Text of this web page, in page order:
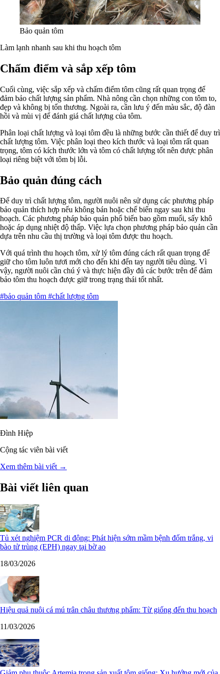
Bảo quản tôm
Làm lạnh nhanh sau khi thu hoạch tôm
Chấm điểm và sắp xếp tôm
Cuối cùng, việc sắp xếp và chấm điểm tôm cũng rất quan trọng để
đảm bảo chất lượng sản phẩm. Nhà nông cần chọn những con tôm to,
đẹp và không bị tổn thương. Ngoài ra, cần lưu ý đến màu sắc, độ đàn
hồi và mùi vị để đánh giá chất lượng của tôm.
Phân loại chất lượng và loại tôm đều là những bước cần thiết để duy trì
chất lượng tôm. Việc phân loại theo kích thước và loại tôm rất quan
trọng, tôm có kích thước lớn và tôm có chất lượng tốt nên được phân
loại riêng biệt với tôm bị lỗi.
Bảo quản đúng cách
Để duy trì chất lượng tôm, người nuôi nên sử dụng các phương pháp
bảo quản thích hợp nếu không bán hoặc chế biến ngay sau khi thu
hoạch. Các phương pháp bảo quản phổ biến bao gồm muối, sấy khô
hoặc áp dụng nhiệt độ thấp. Việc lựa chọn phương pháp bảo quản cần
dựa trên nhu cầu thị trường và loại tôm được thu hoạch.
Với quá trình thu hoạch tôm, xử lý tôm đúng cách rất quan trọng để
giữ cho tôm luôn tươi mới cho đến khi đến tay người tiêu dùng. Vì
vậy, người nuôi cần chú ý và thực hiện đầy đủ các bước trên để đảm
bảo tôm thu hoạch được giữ trong trạng thái tốt nhất.
#bảo quản tôm #chất lượng tôm
Đình Hiệp
Cộng tác viên bài viết
Xem thêm bài viết →
Bài viết liên quan
Tủ xét nghiệm PCR di động: Phát hiện sớm mầm bệnh đốm trắng, vi
bào tử trùng (EPH) ngay tại bờ ao
18/03/2026
Hiệu quả nuôi cá mú trân châu thương phẩm: Từ giống đến thu hoạch
11/03/2026